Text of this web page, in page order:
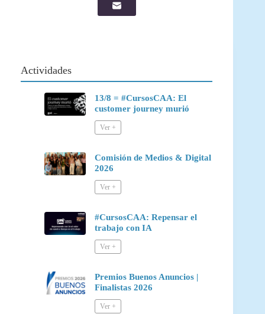
Actividades
13/8 = #CursosCAA: El
customer journey murió
Comisión de Medios & Digital
2026
#CursosCAA: Repensar el
trabajo con IA
Premios Buenos Anuncios |
Finalistas 2026